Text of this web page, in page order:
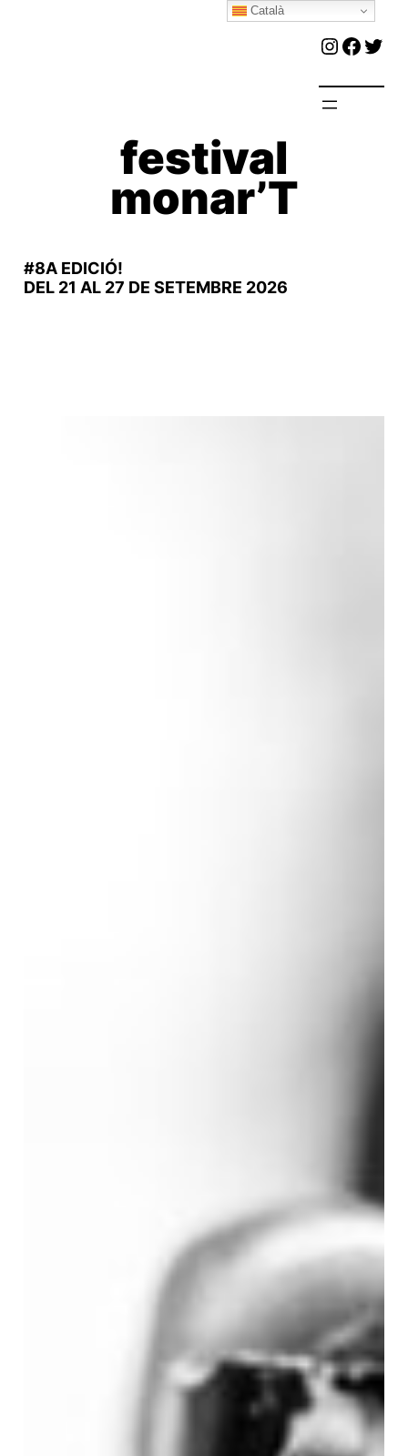
festival
monar’T
#8A EDICIÓ!
DEL 21 AL 27 DE SETEMBRE 2026
Català